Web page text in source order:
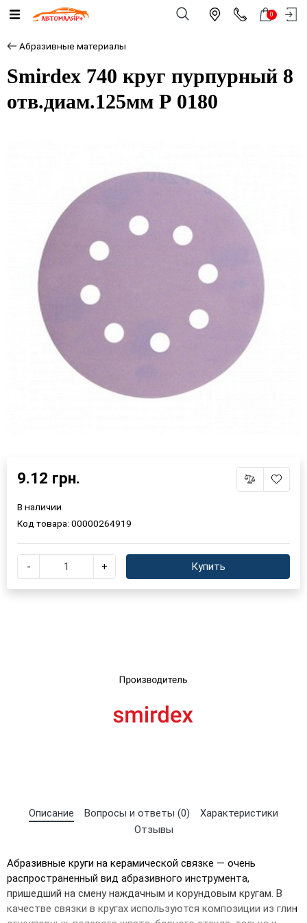
0
Абразивные материалы
Smirdex 740 круг пурпурный 8
отв.диам.125мм Р 0180
Описание Вопросы и ответы (0)
Характеристики
Отзывы
Абразивные круги на керамической связке ― очень
распространенный вид абразивного инструмента,
пришедший на смену наждачным и корундовым кругам. В
качестве связки в кругах используются композиции из глин
9.12 грн.
В наличии
Код товара: 00000264919
- + Купить